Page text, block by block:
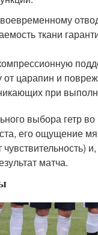
ткани
царапин и
при
выбора гетр во
его ощущение
матча.